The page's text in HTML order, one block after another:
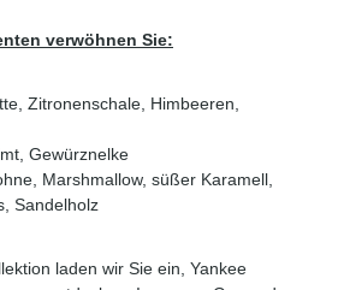
verwöhnen Sie:
Zitronenschale, Himbeeren,
Gewürznelke
Marshmallow, süßer Karamell,
Sandelholz
laden wir Sie ein, Yankee